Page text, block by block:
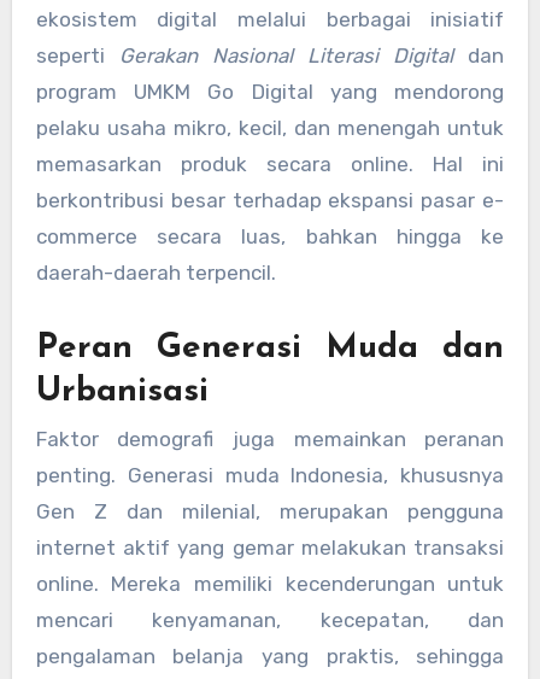
ekosistem digital melalui berbagai inisiatif
seperti
Gerakan Nasional Literasi Digitaldan
program UMKM Go Digital yang mendorong
pelaku usaha mikro, kecil, dan menengah untuk
memasarkan produk secara online. Hal ini
berkontribusi besar terhadap ekspansi pasar e-
commerce secara luas, bahkan hingga ke
daerah-daerah terpencil.
Peran Generasi Muda dan
Urbanisasi
Faktor demografi juga memainkan peranan
penting. Generasi muda Indonesia, khususnya
Gen Z dan milenial, merupakan pengguna
internet aktif yang gemar melakukan transaksi
online. Mereka memiliki kecenderungan untuk
mencari kenyamanan, kecepatan, dan
pengalaman belanja yang praktis, sehingga